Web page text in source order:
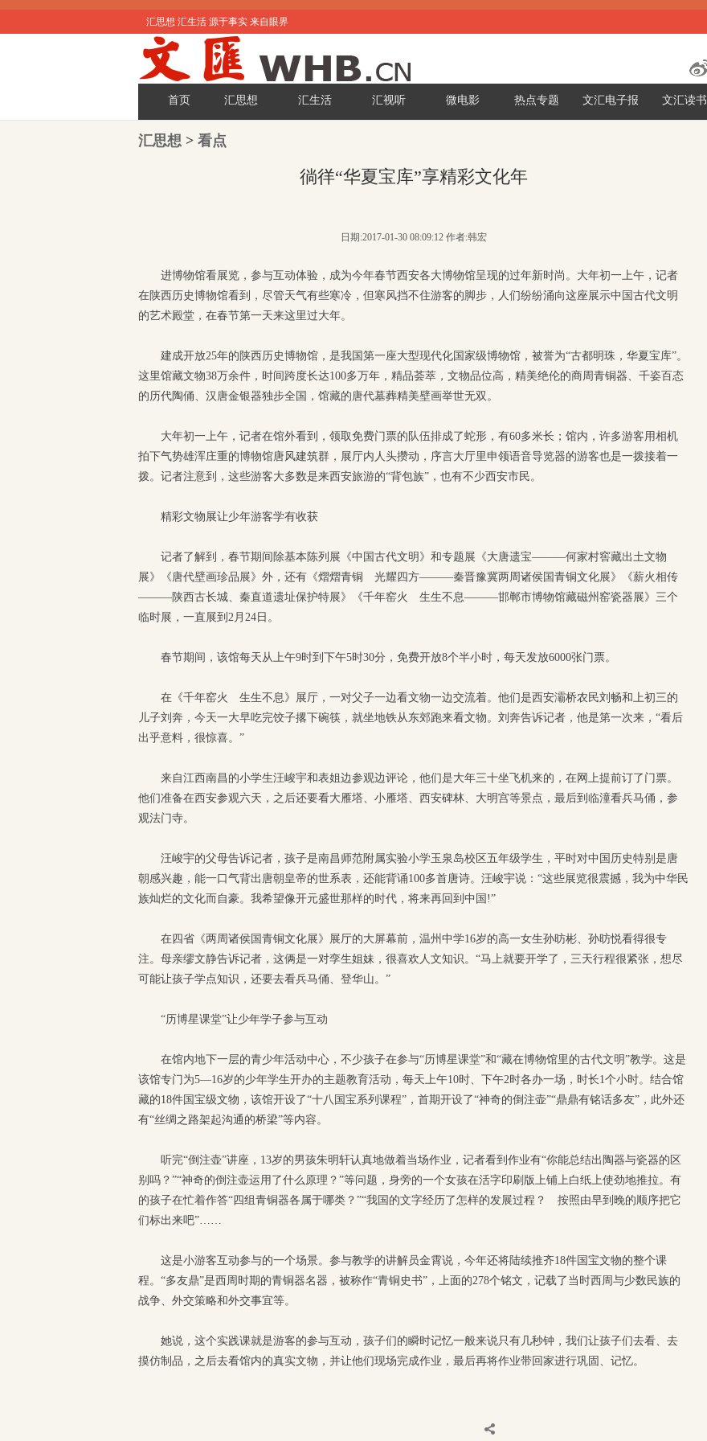
汇思想 汇生活 源于事实 来自眼界
首页 汇思想 汇生活 汇视听 微电影 热点专题 文汇电子报 文汇读书
汇思想 > 看点
徜徉“华夏宝库”享精彩文化年
日期:2017-01-30 08:09:12 作者:韩宏
进博物馆看展览，参与互动体验，成为今年春节西安各大博物馆呈现的过年新时尚。大年初一上午，记者
在陕西历史博物馆看到，尽管天气有些寒冷，但寒风挡不住游客的脚步，人们纷纷涌向这座展示中国古代文明
的艺术殿堂，在春节第一天来这里过大年。
建成开放25年的陕西历史博物馆，是我国第一座大型现代化国家级博物馆，被誉为“古都明珠，华夏宝库”。
这里馆藏文物38万余件，时间跨度长达100多万年，精品荟萃，文物品位高，精美绝伦的商周青铜器、千姿百态
的历代陶俑、汉唐金银器独步全国，馆藏的唐代墓葬精美壁画举世无双。
大年初一上午，记者在馆外看到，领取免费门票的队伍排成了蛇形，有60多米长；馆内，许多游客用相机
拍下气势雄浑庄重的博物馆唐风建筑群，展厅内人头攒动，序言大厅里申领语音导览器的游客也是一拨接着一
拨。记者注意到，这些游客大多数是来西安旅游的“背包族”，也有不少西安市民。
精彩文物展让少年游客学有收获
记者了解到，春节期间除基本陈列展《中国古代文明》和专题展《大唐遗宝———何家村窖藏出土文物
展》《唐代壁画珍品展》外，还有《熠熠青铜 光耀四方———秦晋豫冀两周诸侯国青铜文化展》《薪火相传
———陕西古长城、秦直道遗址保护特展》《千年窑火 生生不息———邯郸市博物馆藏磁州窑瓷器展》三个
临时展，一直展到2月24日。
春节期间，该馆每天从上午9时到下午5时30分，免费开放8个半小时，每天发放6000张门票。
在《千年窑火 生生不息》展厅，一对父子一边看文物一边交流着。他们是西安灞桥农民刘畅和上初三的
儿子刘奔，今天一大早吃完饺子撂下碗筷，就坐地铁从东郊跑来看文物。刘奔告诉记者，他是第一次来，“看后
出乎意料，很惊喜。”
来自江西南昌的小学生汪峻宇和表姐边参观边评论，他们是大年三十坐飞机来的，在网上提前订了门票。
他们准备在西安参观六天，之后还要看大雁塔、小雁塔、西安碑林、大明宫等景点，最后到临潼看兵马俑，参
观法门寺。
汪峻宇的父母告诉记者，孩子是南昌师范附属实验小学玉泉岛校区五年级学生，平时对中国历史特别是唐
朝感兴趣，能一口气背出唐朝皇帝的世系表，还能背诵100多首唐诗。汪峻宇说：“这些展览很震撼，我为中华民
族灿烂的文化而自豪。我希望像开元盛世那样的时代，将来再回到中国!”
在四省《两周诸侯国青铜文化展》展厅的大屏幕前，温州中学16岁的高一女生孙昉彬、孙昉悦看得很专
注。母亲缪文静告诉记者，这俩是一对孪生姐妹，很喜欢人文知识。“马上就要开学了，三天行程很紧张，想尽
可能让孩子学点知识，还要去看兵马俑、登华山。”
“历博星课堂”让少年学子参与互动
在馆内地下一层的青少年活动中心，不少孩子在参与“历博星课堂”和“藏在博物馆里的古代文明”教学。这是
该馆专门为5—16岁的少年学生开办的主题教育活动，每天上午10时、下午2时各办一场，时长1个小时。结合馆
藏的18件国宝级文物，该馆开设了“十八国宝系列课程”，首期开设了“神奇的倒注壶”“鼎鼎有铭话多友”，此外还
有“丝绸之路架起沟通的桥梁”等内容。
听完“倒注壶”讲座，13岁的男孩朱明轩认真地做着当场作业，记者看到作业有“你能总结出陶器与瓷器的区
别吗？”“神奇的倒注壶运用了什么原理？”等问题，身旁的一个女孩在活字印刷版上铺上白纸上使劲地推拉。有
的孩子在忙着作答“四组青铜器各属于哪类？”“我国的文字经历了怎样的发展过程？ 按照由早到晚的顺序把它
们标出来吧”……
这是小游客互动参与的一个场景。参与教学的讲解员金霄说，今年还将陆续推齐18件国宝文物的整个课
程。“多友鼎”是西周时期的青铜器名器，被称作“青铜史书”，上面的278个铭文，记载了当时西周与少数民族的
战争、外交策略和外交事宜等。
她说，这个实践课就是游客的参与互动，孩子们的瞬时记忆一般来说只有几秒钟，我们让孩子们去看、去
摸仿制品，之后去看馆内的真实文物，并让他们现场完成作业，最后再将作业带回家进行巩固、记忆。